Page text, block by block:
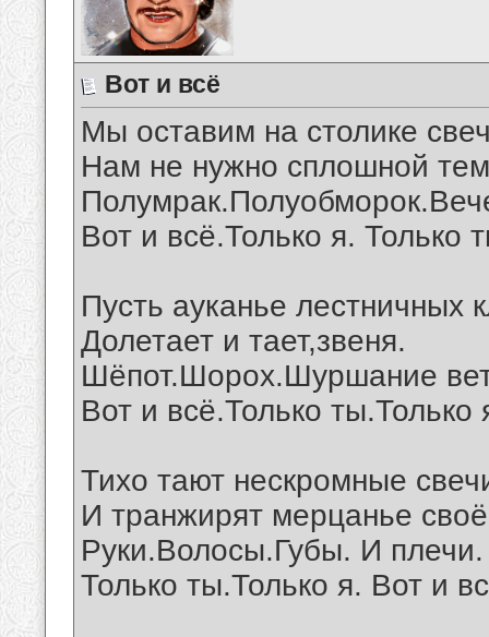
Вот и всё
Мы оставим на столике
Нам не нужно сплошной
Вот и всё.Только я. Только
Пусть ауканье лестничных
Долетает и тает,звеня.
Шёпот.Шорох.Шуршание
Вот и всё.Только ты.Только
Тихо тают нескромные
И транжирят мерцанье
Руки.Волосы.Губы. И плечи.
Только ты.Только я. Вот и